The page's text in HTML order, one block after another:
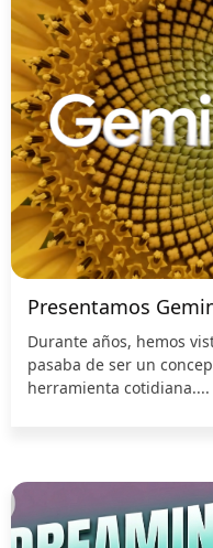
Presentamos
Durante años, hemos
pasaba de ser un
herramienta cotidiana....